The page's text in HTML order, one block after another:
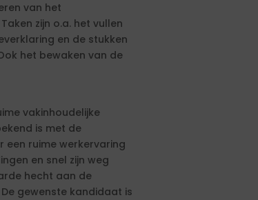
van het
zijn o.a. het vullen
en de stukken
het bewaken van de
vakinhoudelijke
is met de
een ruime werkervaring
en snel zijn weg
hecht aan de
gewenste kandidaat is